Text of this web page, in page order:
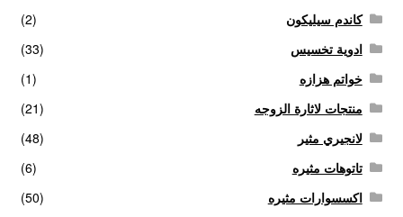
كاندم سيليكون
(2)
ادوية تخسيس
(33)
خواتم هزازه
(1)
منتجات لاثارة الزوجه
(21)
لانجيري مثير
(48)
تاتوهات مثيره
(6)
اكسسوارات مثيره
(50)